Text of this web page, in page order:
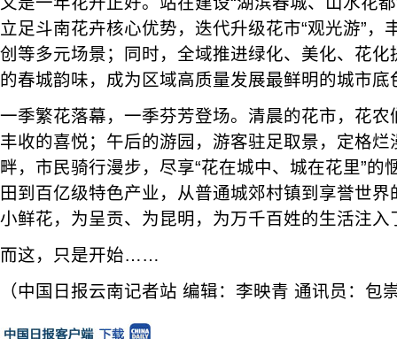
立足斗南花卉核心优势，迭代升级花市“观光游”，
创等多元场景；同时，全域推进绿化、美化、花
的春城韵味，成为区域高质量发展最鲜明的城市底
一季繁花落幕，一季芬芳登场。清晨的花市，花
丰收的喜悦；午后的游园，游客驻足取景，定格
畔，市民骑行漫步，尽享“花在城中、城在花里”的
田到百亿级特色产业，从普通城郊村镇到享誉世界
小鲜花，为呈贡、为昆明，为万千百姓的生活注入
而这，只是开始……
（中国日报云南记者站 编辑：李映青 通讯员：包